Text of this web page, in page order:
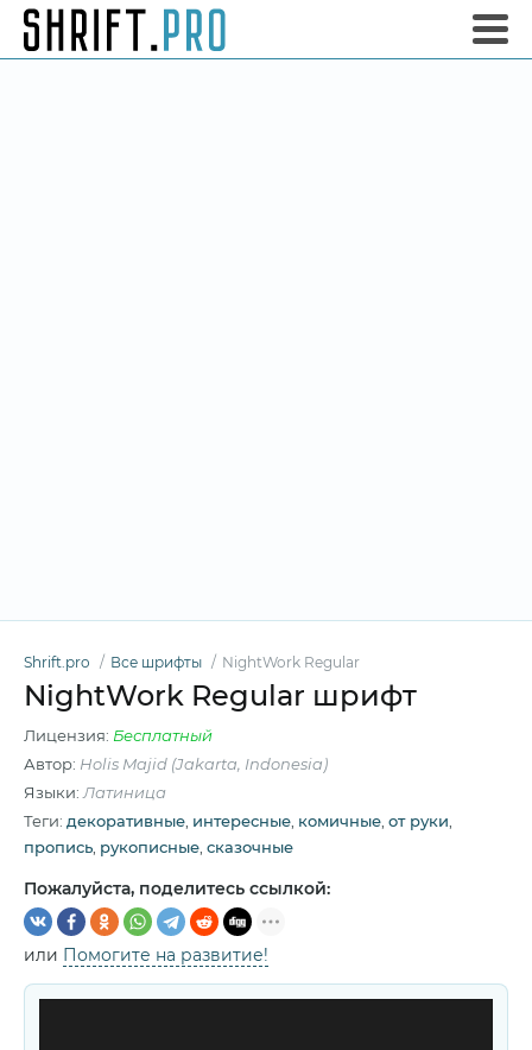
Shrift.pro Все шрифты NightWork Regular
NightWork Regular шрифт
Лицензия: Бесплатный
Автор: Holis Majid (Jakarta, Indonesia)
Языки: Латиница
Теги: декоративные интересные комичные от руки
пропись рукописные сказочные
Пожалуйста, поделитесь ссылкой:
или Помогите на развитие!